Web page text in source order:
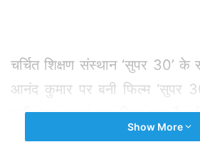
चर्चित शिक्षण संस्थान ‘सुपर 30’
आनंद कुमार पर बनी फिल्म ‘सुपर
फ्री (कर मुक्त) कर दिया गया है।
सुशील कुमार मोदी ने सोमवार को
Show More